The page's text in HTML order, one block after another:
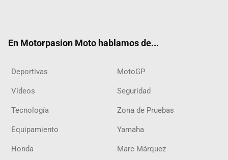
En Motorpasion Moto hablamos de...
Deportivas MotoGP
Vídeos Seguridad
Tecnología Zona de Pruebas
Equipamiento Yamaha
Honda Marc Márquez